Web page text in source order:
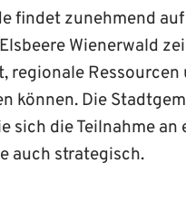
findet zunehmend
Wienerwald
regionale
können. Die
sich die Teilnahme
auch strategisch.